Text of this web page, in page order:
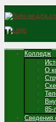
Колледж
О
85-
Сведения